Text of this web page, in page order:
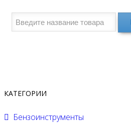
КАТЕГОРИИ
Бензоинструменты